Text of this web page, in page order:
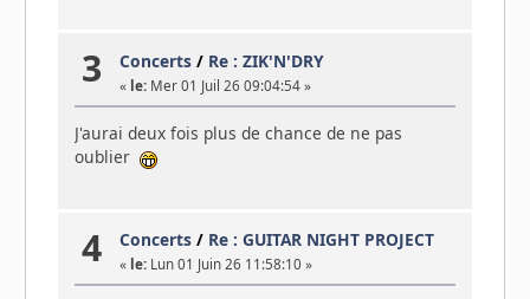
3 Concerts / Re : ZIK'N'DRY
« le: Mer 01 Juil 26 09:04:54 »
J'aurai deux fois plus de chance de ne pas
oublier
4 Concerts / Re : GUITAR NIGHT PROJECT
« le: Lun 01 Juin 26 11:58:10 »